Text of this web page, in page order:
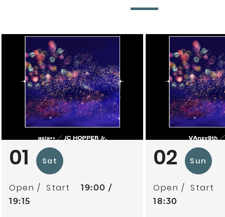
01 Sat
Open Start
19:00
19:15
02 Sun
Open Start
18:30